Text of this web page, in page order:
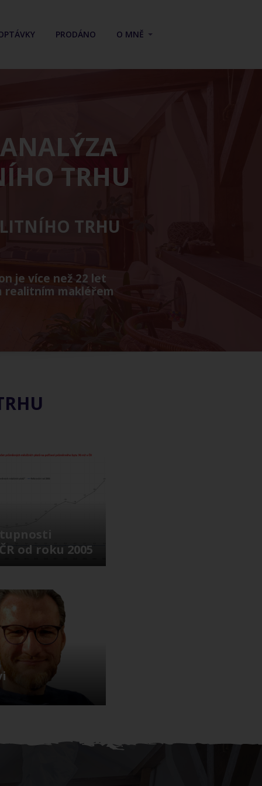
PRODÁNO O MNĚ
TRHU
TRHU
je více než 22 let
realitním makléřem
od roku 2005